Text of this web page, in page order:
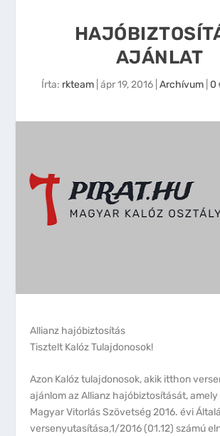
AJÁNLAT
Írta: rkteam ápr 19, 2016 Archívum 0
Allianz hajóbiztosítás
Tisztelt Kalóz Tulajdonosok!
Azon Kalóz tulajdonosok, akik itthon
ajánlom az Allianz hajóbiztosítását, amely
Magyar Vitorlás Szövetség 2016. évi
versenyutasítása,1/2016 (01.12) számú